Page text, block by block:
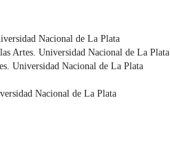
Nacional de La Plata
Artes. Universidad Nacional de La Plata
Universidad Nacional de La Plata
Nacional de La Plata